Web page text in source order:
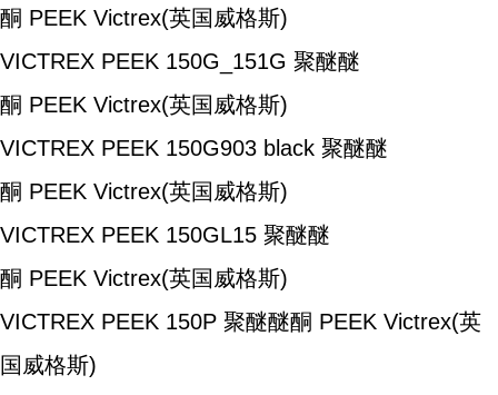
酮 PEEK Victrex(英国威格斯)
VICTREX PEEK 150G_151G 聚醚醚
酮 PEEK Victrex(英国威格斯)
VICTREX PEEK 150G903 black 聚醚醚
酮 PEEK Victrex(英国威格斯)
VICTREX PEEK 150GL15 聚醚醚
酮 PEEK Victrex(英国威格斯)
VICTREX PEEK 150P 聚醚醚酮 PEEK Victrex(英
国威格斯)